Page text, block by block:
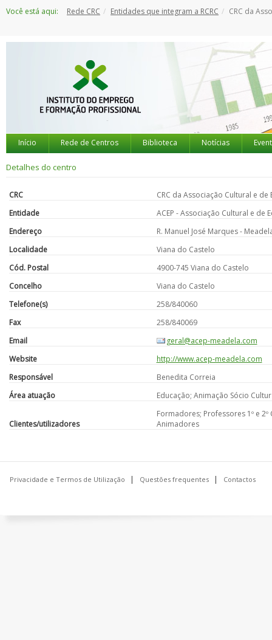
paraVocê está aqui: Rede CRC Entidades que integram a RCRC CRC da
Início Rede de Centros Biblioteca Notícias
Detalhes do centro
CRC
CRC da Associação Cultural e
Entidade
ACEP - Associação Cultural e de
Endereço
R. Manuel José Marques -
Localidade
Viana do Castelo
Cód. Postal
4900-745 Viana do Castelo
Concelho
Viana do Castelo
Telefone(s)
258/840060
Fax
258/840069
Email
geral@acep-meadela.com
Website
http://www.acep-meadela.com
Responsável
Benedita Correia
Área atuação
Educação; Animação Sócio
Clientes/utilizadores
Formadores; Professores 1º e
Animadores
Privacidade e Termos de Utilização Questões frequentes Contactos